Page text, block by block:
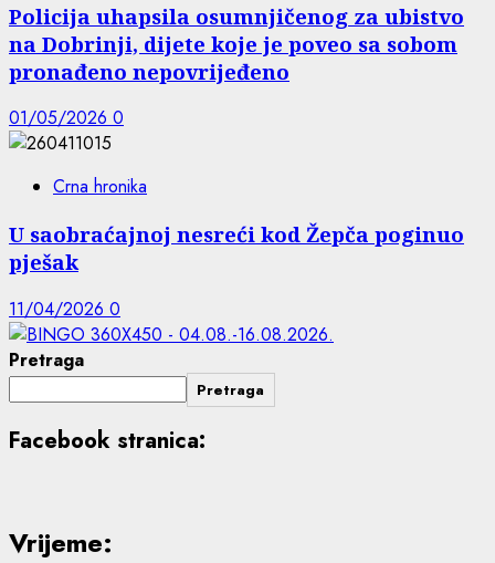
Policija uhapsila osumnjičenog za ubistvo
na Dobrinji, dijete koje je poveo sa sobom
pronađeno nepovrijeđeno
01/05/2026 0
Crna hronika
U saobraćajnoj nesreći kod Žepča poginuo
pješak
11/04/2026 0
Pretraga
Pretraga
Facebook stranica:
Vrijeme: